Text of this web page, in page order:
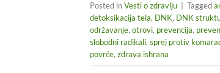
Posted inVesti o zdravlju Tagged
detoksikacija tela, DNK, DNK
održavanje, otrovi, prevencija,
slobodni radikali, sprej protiv
povrće, zdrava ishrana